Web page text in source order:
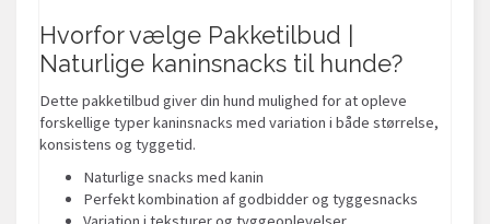
Hvorfor vælge Pakketilbud |
Naturlige kaninsnacks til hunde?
Dette pakketilbud giver din hund mulighed for at opleve
forskellige typer kaninsnacks med variation i både størrelse,
konsistens og tyggetid.
Naturlige snacks med kanin
Perfekt kombination af godbidder og tyggesnacks